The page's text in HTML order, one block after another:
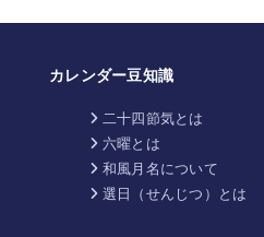
カレンダー豆知識
二十四節気とは
六曜とは
和風月名について
選日（せんじつ）とは